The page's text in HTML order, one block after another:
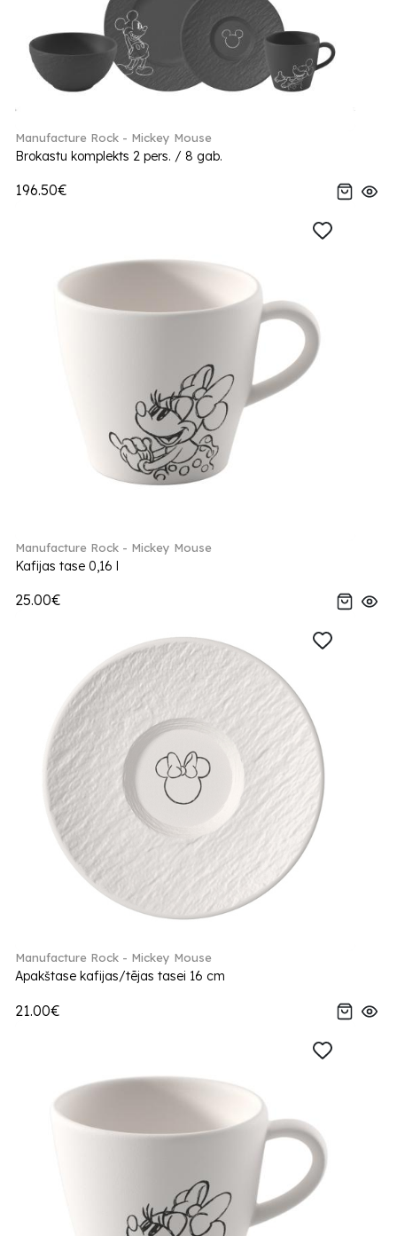
Manufacture Rock - Mickey Mouse
Brokastu komplekts 2 pers. / 8 gab.
196.50€
Manufacture Rock - Mickey Mouse
Kafijas tase 0,16 l
25.00€
Manufacture Rock - Mickey Mouse
Apakštase kafijas/tējas tasei 16 cm
21.00€